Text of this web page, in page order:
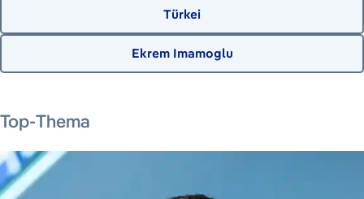
Türkei
Ekrem Imamoglu
Top-Thema
8. August 2026
6. August 2026
15. Juli 2026
4. Juli 2026